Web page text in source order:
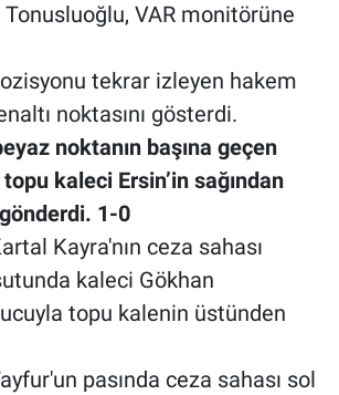
VAR monitörüne
tekrar izleyen hakem
noktasını gösterdi.
noktanın başına geçen
kaleci Ersin’in sağından
1-0
Kayra'nın ceza sahası
kaleci Gökhan
ucuyla topu kalenin üstünden
pasında ceza sahası sol